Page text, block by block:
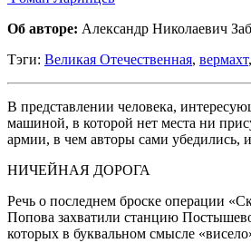
Об авторе: Александр Николаевич
Тэги: Великая Отечественная, вермахт,
В представлении человека,
машиной, в которой нет места ни
армии, в чем авторы сами убедились,
НИЧЕЙНАЯ ДОРОГА
Речь о последнем броске операции
Попова захватили станцию
которых в буквальном смысле